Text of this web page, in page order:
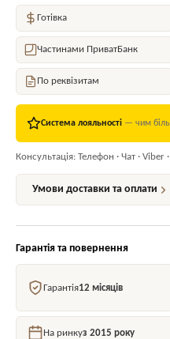
Готівка
Частинами ПриватБанк
По реквізитам
Система лояльності — чим
Консультація: Телефон · Чат · Viber
Умови доставки та оплати
Гарантія та повернення
Гарантія12 місяців
На ринкуз 2015 року